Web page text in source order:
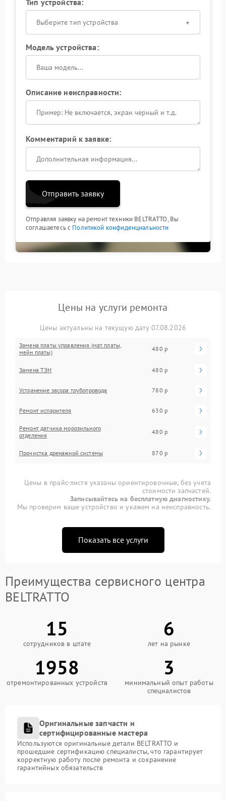
Выберите тип устройства
Модель устройства:
Описание неисправности:
Комментарий к заявке:
Отправить заявку
Отправляя заявку на ремонт техники BELTRATTO, Вы
соглашаетесь с Политикой конфиденциальности
Цены на услуги ремонта
Цены актуальны на текущую дату 07.08.2026
Замена платы управления (мат.платы,
мейн платы)
480 р
Замена ТЭН 480 р
Устранение засора трубопровода 780 р
Ремонт испарителя 630 р
Ремонт датчика морозильного
отделения
480 р
Прочистка дренажной системы 870 р
Цены в прайс-листе указаны ориентировочные, без учета
стоимости запчастей.
Записывайтесь на бесплатную диагностику.
Мы проверим ваше устройство и укажем на неисправность.
Показать все услуги
Преимущества сервисного центра
BELTRATTO
15
сотрудников в штате
6
лет на рынке
1958
отремонтированных устройств
3
минимальный опыт работы
специалистов
Оригинальные запчасти и
сертифицированные мастера
Используются оригинальные детали BELTRATTO и
прошедшие сертификацию специалисты, что гарантирует
корректную работу после ремонта и сохранение
гарантийных обязательств